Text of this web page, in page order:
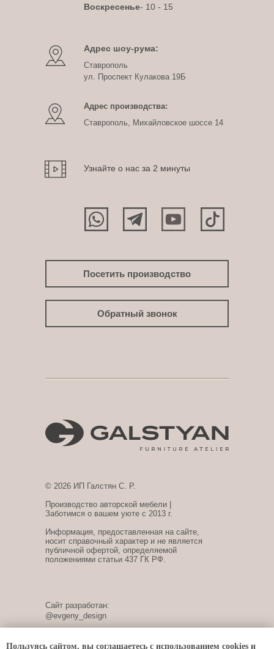
Пользуясь сайтом, вы соглашаетесь с использованием cookies и
Узнайте о нас за 2 минуты
Посетить производство
Обратный звонок
Сайт разработан:
@evgeny_design
© 2026 ИП Галстян С. Р.
Производство авторской мебели |
Заботимся о вашем уюте с 2013 г.
Информация, предоставленная на сайте,
носит справочный характер и не является
публичной офертой, определяемой
положениями статьи 437 ГК РФ.
Воскресенье- 10 - 15
Адрес шоу-рума:
Ставрополь
ул. Проспект Кулакова 19Б
Ставрополь, Михайловское шоссе 14
Адрес производства: